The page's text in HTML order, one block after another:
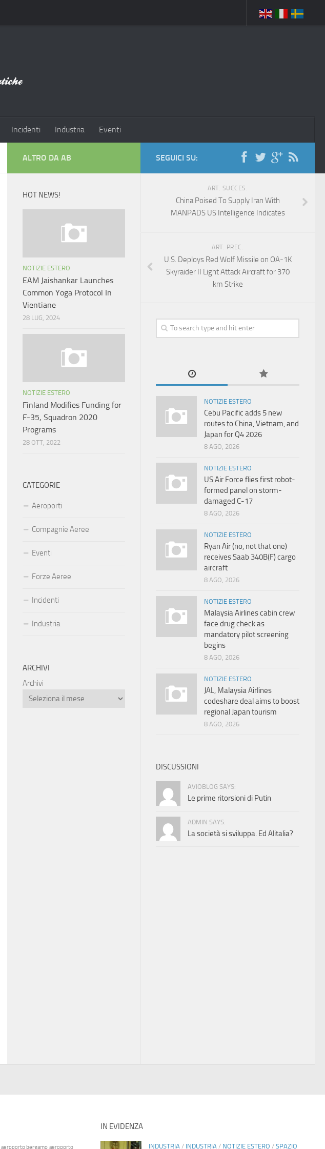
Incidenti Industria Eventi
SEGUICI SU:
ART. SUCCES.
China Poised To Supply Iran With
MANPADS US Intelligence Indicates
ART. PREC.
U.S. Deploys Red Wolf Missile on OA-1K
Skyraider II Light Attack Aircraft for 370
km Strike
NOTIZIE ESTERO
Cebu Pacific adds 5 new
routes to China, Vietnam, and
Japan for Q4 2026
8 AGO, 2026
NOTIZIE ESTERO
US Air Force flies first robot-
formed panel on storm-
damaged C-17
8 AGO, 2026
NOTIZIE ESTERO
Ryan Air (no, not that one)
receives Saab 340B(F) cargo
aircraft
8 AGO, 2026
NOTIZIE ESTERO
Malaysia Airlines cabin crew
face drug check as
mandatory pilot screening
begins
8 AGO, 2026
NOTIZIE ESTERO
JAL, Malaysia Airlines
codeshare deal aims to boost
regional Japan tourism
8 AGO, 2026
DISCUSSIONI
AVIOBLOG SAYS:
Le prime ritorsioni di Putin
ADMIN SAYS:
La società si sviluppa. Ed Alitalia?
ALTRO DA AB
HOT NEWS!
NOTIZIE ESTERO
EAM Jaishankar Launches
Common Yoga Protocol In
Vientiane
28 LUG, 2024
NOTIZIE ESTERO
Finland Modifies Funding for
F-35, Squadron 2020
Programs
28 OTT, 2022
CATEGORIE
Aeroporti
Compagnie Aeree
Eventi
Forze Aeree
Incidenti
Industria
ARCHIVI
Archivi
aeroporto bergamo aeroporto
IN EVIDENZA
INDUSTRIA/ INDUSTRIA/ NOTIZIE ESTERO / SPAZIO